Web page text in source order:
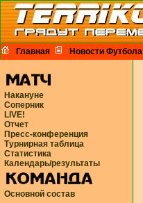
Главная Новости Футбола
Накануне
Соперник
LIVE!
Отчет
Пресс-конференция
Турнирная таблица
Статистика
Календарь/результаты
Основной состав